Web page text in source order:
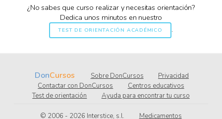
¿No sabes que curso realizar y necesitas orientación?
Dedica unos minutos en nuestro
TEST DE ORIENTACIÓN ACADÉMICO .
DonCursos Sobre DonCursos
Privacidad
Contactar con DonCursos
Centros educativos
Test de orientación
Ayuda para encontrar tu curso
© 2006 - 2026 .l.s ,ecitsretnI Medicamentos